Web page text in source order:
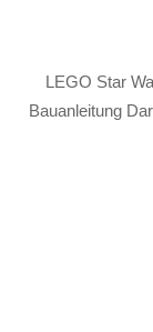
LEGO Star
Bauanleitung